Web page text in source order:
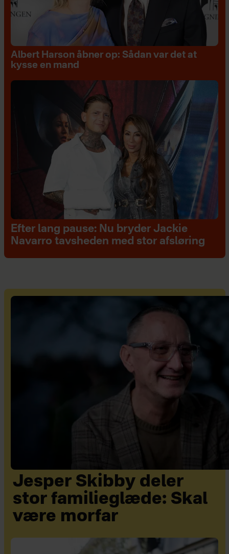
Albert Harson åbner op: Sådan var det at
kysse en mand
Efter lang pause: Nu bryder Jackie
Navarro tavsheden med stor afsløring
Jesper Skibby deler
stor familieglæde: Skal
være morfar